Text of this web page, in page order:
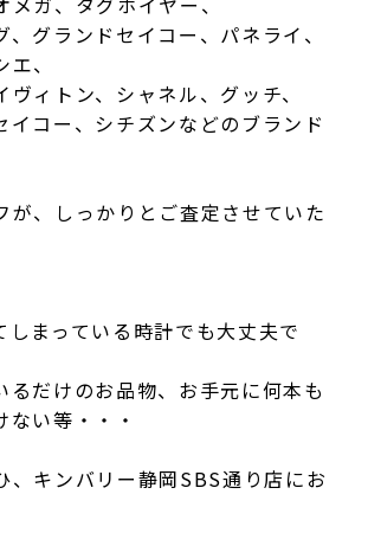
、グランドセイコー、パネライ、
、
ィトン、シャネル、グッチ、
イコー、シチズンなどのブランド
が、しっかりとご査定させていた
しまっている時計でも大丈夫で
るだけのお品物、お手元に何本も
ない等・・・
、キンバリー静岡SBS通り店にお